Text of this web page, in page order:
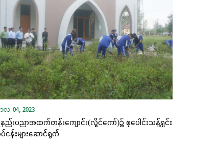
04, 2023
ည်းပညာအထက်တန်းကျောင်း(လွိုင်ကော်)၌ စုပေါင်းသန့်ရှင်း
ငန်းများဆောင်ရွက်